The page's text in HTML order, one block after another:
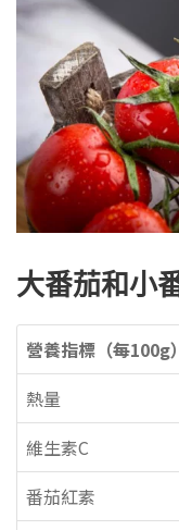
大番茄和小
營養指標（每100g）
熱量
維生素C
番茄紅素